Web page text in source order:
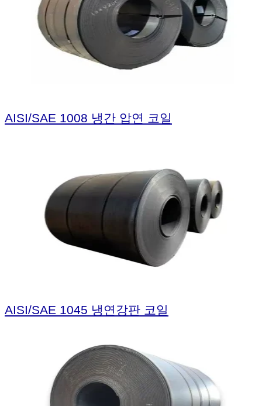
AISI/SAE 1008 냉간 압연 코일
AISI/SAE 1045 냉연강판 코일